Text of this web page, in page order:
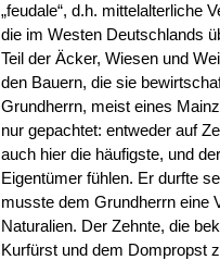
„feudale“, d.h. mittelalterliche
die im Westen Deutschlands
Teil der Äcker, Wiesen und
den Bauern, die sie
Grundherrn, meist eines
nur gepachtet: entweder auf
auch hier die häufigste, und
Eigentümer fühlen. Er durfte
musste dem Grundherrn eine
Naturalien. Der Zehnte, die
Kurfürst und dem Dompropst